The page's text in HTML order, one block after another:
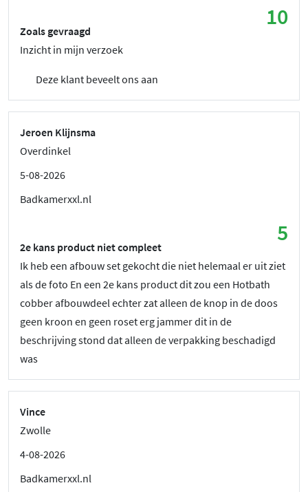
10
Zoals gevraagd
Inzicht in mijn verzoek
Deze klant beveelt ons aan
Jeroen Klijnsma
Overdinkel
5-08-2026
Badkamerxxl.nl
5
2e kans product niet compleet
Ik heb een afbouw set gekocht die niet helemaal er uit ziet
als de foto En een 2e kans product dit zou een Hotbath
cobber afbouwdeel echter zat alleen de knop in de doos
geen kroon en geen roset erg jammer dit in de
beschrijving stond dat alleen de verpakking beschadigd
was
Vince
Zwolle
4-08-2026
Badkamerxxl.nl